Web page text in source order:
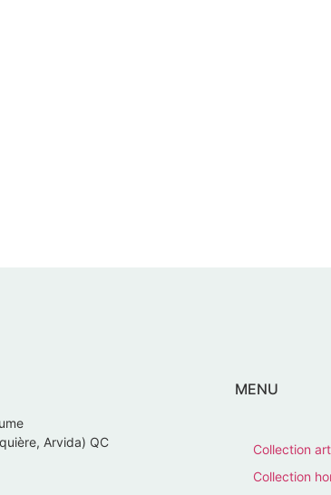
Arvida) QC
MENU
Collection
Collection